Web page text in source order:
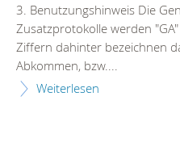
3. Benutzungshinweis Die
Zusatzprotokolle werden
Ziffern dahinter bezeichnen
Abkommen, bzw....
Weiterlesen